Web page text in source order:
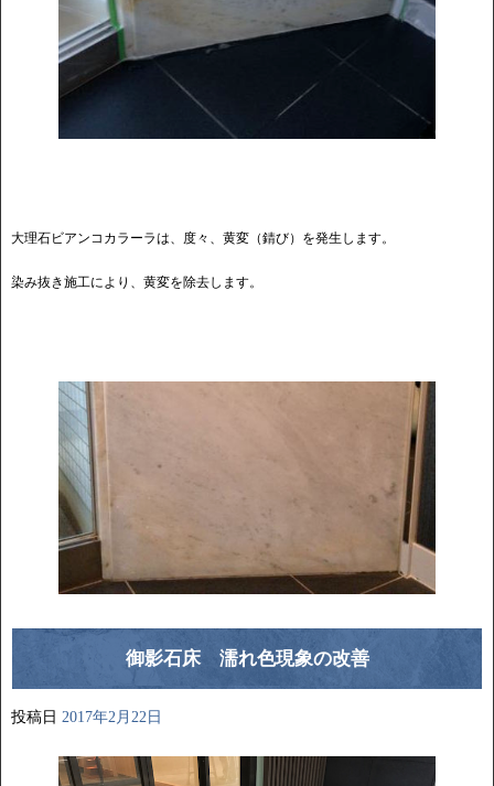
大理石ビアンコカラーラは、度々、黄変（錆び）を発生します。
染み抜き施工により、黄変を除去します。
御影石床 濡れ色現象の改善
投稿日 2017年2月22日